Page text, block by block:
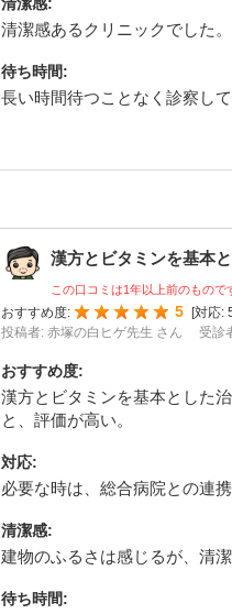
清潔感あるクリニックでした。
待ち時間:
長い時間待つことなく診察して
漢方とビタミンを基本
この口コミは1年以上前のもので
おすすめ度:
5 対応:
投稿者: 赤塚の白ヒゲ先生 さん
受診
おすすめ度:
漢方とビタミンを基本とした
と、評価が高い。
対応:
必要な時は、総合病院との連
清潔感:
建物のふるさは感じるが、清潔
待ち時間: